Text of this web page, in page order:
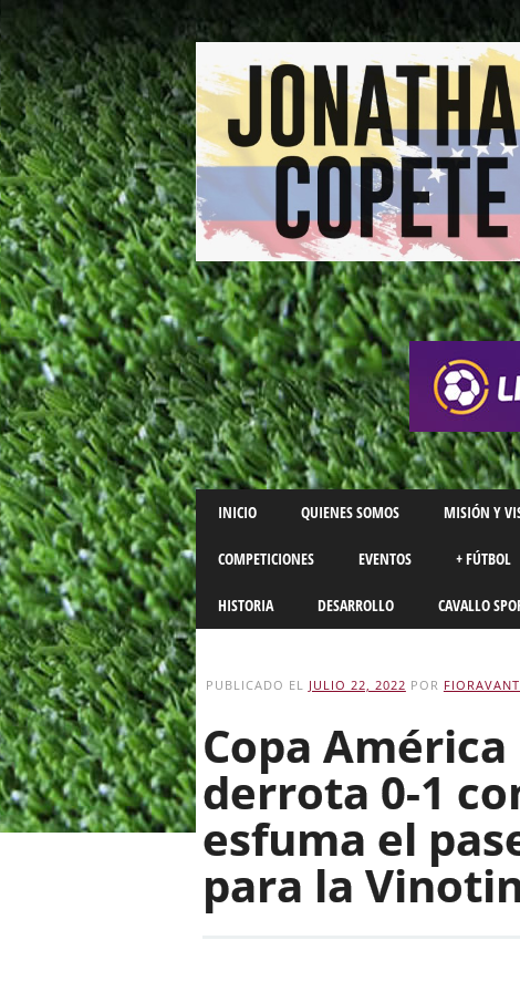
Main menu
Skip
to
content
INICIO QUIENES SOMOS MISIÓN Y
COMPETICIONES EVENTOS + FÚTBOL
HISTORIA DESARROLLO CAVALLO
PUBLICADO EL JULIO 22, 2022 POR
Copa
derrota 0-1
esfuma el
para la